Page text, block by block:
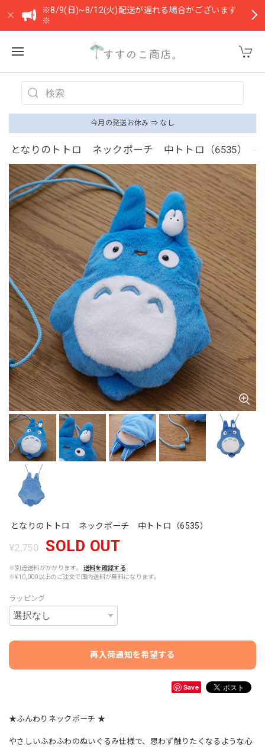
※8/9(日)~8/12(火)配送が遅れる場合がございます
※
今月の発送お休み ⇒ なし
となりのトトロ ネックポーチ 中トトロ（6535）
となりのトトロ ネックポーチ 中トトロ（6535）
¥2,750 SOLD OUT
※別途送料がかかります。
送料を確認する
※¥10,000以上のご注文で国内送料が無料になります。
ラッピング
再入荷通知を希望する
Save
★ふんわりネックポーチ ★
やさしいふわふわのぬいぐるみ仕様で、思わず触りたくなるような心